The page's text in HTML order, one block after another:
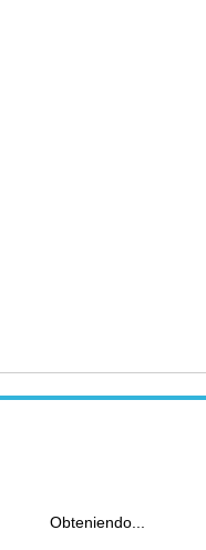
Obteniendo...